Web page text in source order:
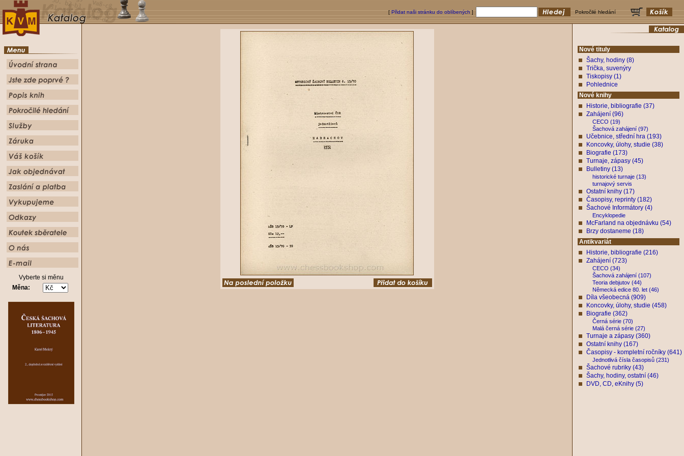
[ Přidat naši stránku do oblíbených ] Pokročilé hledání
Vyberte si měnu
Měna:
Nové tituly
Šachy, hodiny (8)
Trička, suvenýry
Tiskopisy (1)
Pohlednice
Nové knihy
Historie, bibliografie (37)
Zahájení (96)
CECO (19)
Šachová zahájení (97)
Učebnice, střední hra (193)
Koncovky, úlohy, studie (38)
Biografie (173)
Turnaje, zápasy (45)
Bulletiny (13)
historické turnaje (13)
turnajový servis
Ostatní knihy (17)
Časopisy, reprinty (182)
Šachové Informátory (4)
Encyklopedie
McFarland na objednávku (54)
Brzy dostaneme (18)
Antikvariát
Historie, bibliografie (216)
Zahájení (723)
CECO (34)
Šachová zahájení (107)
Teoria debjutov (44)
Německá edice 80. let (46)
Díla všeobecná (909)
Koncovky, úlohy, studie (458)
Biografie (362)
Černá série (70)
Malá černá série (27)
Turnaje a zápasy (360)
Ostatní knihy (167)
Časopisy - kompletní ročníky (641)
Jednotlivá čísla časopisů (231)
Šachové rubriky (43)
Šachy, hodiny, ostatní (46)
DVD, CD, eKnihy (5)